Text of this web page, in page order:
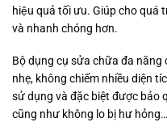
hiệu quả tối ưu. Giúp cho quá
và nhanh chóng hơn.
Bộ dụng cụ sửa chữa đa
nhẹ, không chiếm nhiều diện
sử dụng và đặc biệt được bảo
cũng như không lo bị hư hỏng…